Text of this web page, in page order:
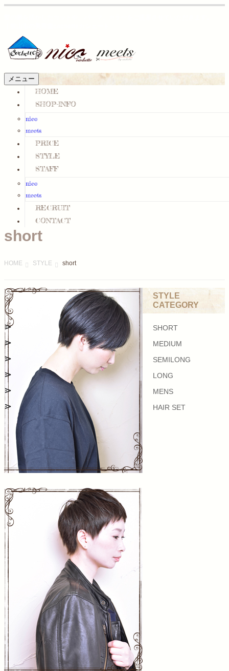
メニュー
HOME
SHOP-INFO
nico
meets
PRICE
STYLE
STAFF
nico
meets
RECRUIT
CONTACT
short
HOME STYLE short
STYLE
CATEGORY
SHORT
MEDIUM
SEMILONG
LONG
MENS
HAIR SET